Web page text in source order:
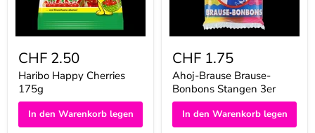
CHF 2.50
Haribo Happy Cherries
175g
In den Warenkorb legen
CHF 1.75
Ahoj-Brause Brause-
Bonbons Stangen 3er
In den Warenkorb legen